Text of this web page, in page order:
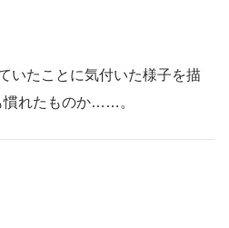
いたことに気付いた様子を描
慣れたものか……。